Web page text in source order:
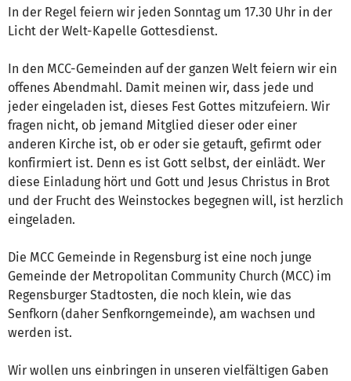
In der Regel feiern wir jeden Sonntag um 17.30 Uhr in der
Licht der Welt-Kapelle Gottesdienst.
In den MCC-Gemeinden auf der ganzen Welt feiern wir ein
offenes Abendmahl. Damit meinen wir, dass jede und
jeder eingeladen ist, dieses Fest Gottes mitzufeiern. Wir
fragen nicht, ob jemand Mitglied dieser oder einer
anderen Kirche ist, ob er oder sie getauft, gefirmt oder
konfirmiert ist. Denn es ist Gott selbst, der einlädt. Wer
diese Einladung hört und Gott und Jesus Christus in Brot
und der Frucht des Weinstockes begegnen will, ist herzlich
eingeladen.
Die MCC Gemeinde in Regensburg ist eine noch junge
Gemeinde der Metropolitan Community Church (MCC) im
Regensburger Stadtosten, die noch klein, wie das
Senfkorn (daher Senfkorngemeinde), am wachsen und
werden ist.
Wir wollen uns einbringen in unseren vielfältigen Gaben